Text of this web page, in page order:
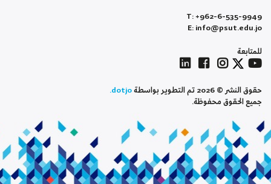
T: +962-6-535-9949
E: info@psut.edu.jo
للمتابعة
حقوق النشر © 2026 تم التطوير بواسطة
dotjo.
جميع الحقوق محفوظة.